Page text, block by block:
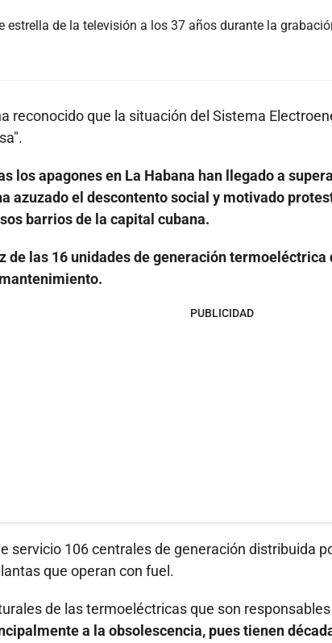
estrella de la televisión a los 37 años durante la
reconocido que la situación del Sistema
los apagones en La Habana han llegado a
azuzado el descontento social y motivado
barrios de la capital cubana.
de las 16 unidades de generación
PUBLICIDAD
servicio 106 centrales de generación distribuida
que operan con fuel.
de las termoeléctricas que son responsables
a la obsolescencia, pues tienen